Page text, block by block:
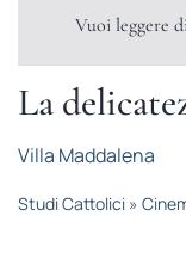
Libri AresVuoi leggere
La
Villa Maddalena
Studi Cattolici»